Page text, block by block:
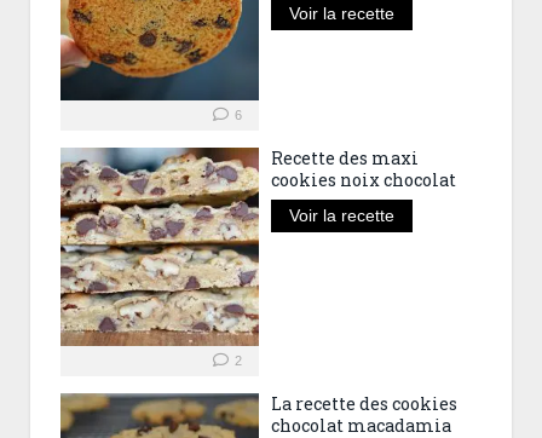
6
Voir la recette
2
Recette des maxi
cookies noix chocolat
Voir la recette
La recette des cookies
chocolat macadamia